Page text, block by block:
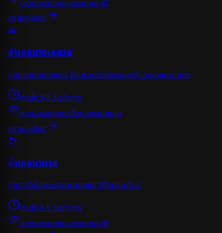
ความครอบคลุม:ครอบคลุมดี
ดูรายละเอียด
⛰️
อำเภอนาจะหลวย
อำเภอภูเขาชายแดน ล้อมรอบด้วยธรรมชาติและชุมชนเกษตร
ติดตั้ง:3-5 วันทำการ
ความครอบคลุม:ข้อมูลครอบคลุม
ดูรายละเอียด
🏞️
อำเภอนาตาล
อำเภอริมโขง บรรยากาศสงบ วิถีชุมชนทำนา
ติดตั้ง:3-5 วันทำการ
ความครอบคลุม:ครอบคลุมดี